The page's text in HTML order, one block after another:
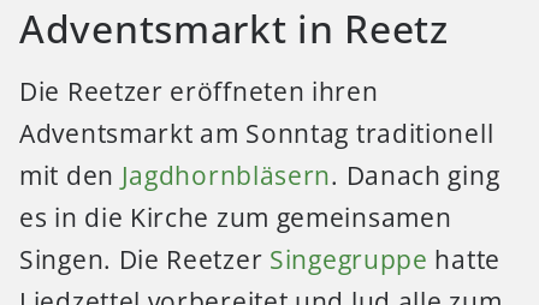
Adventsmarkt in Reetz
Die Reetzer eröffneten ihren
Adventsmarkt am Sonntag traditionell
mit den Jagdhornbläsern. Danach ging
es in die Kirche zum gemeinsamen
Singen. Die Reetzer Singegruppe hatte